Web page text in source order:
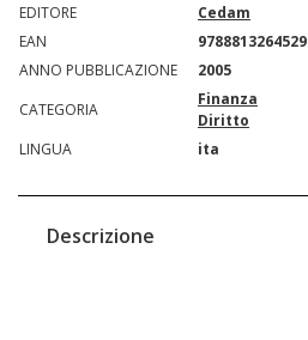
EDITORE
Cedam
EAN
9788813264529
ANNO PUBBLICAZIONE
2005
CATEGORIA
Finanza
Diritto
LINGUA
ita
Descrizione